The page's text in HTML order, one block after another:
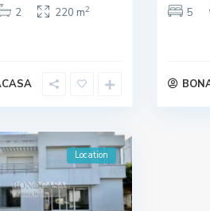
2 220 m2
5
Location